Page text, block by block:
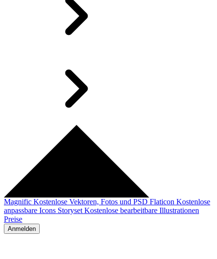
Magnific Kostenlose Vektoren, Fotos und PSD Flaticon Kostenlose
anpassbare Icons Storyset Kostenlose bearbeitbare Illustrationen
Preise
Anmelden